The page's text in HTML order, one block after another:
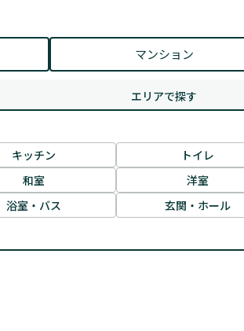
マンション
エリアで探す
キッチン トイレ
和室 洋室
浴室・バス 玄関・ホール